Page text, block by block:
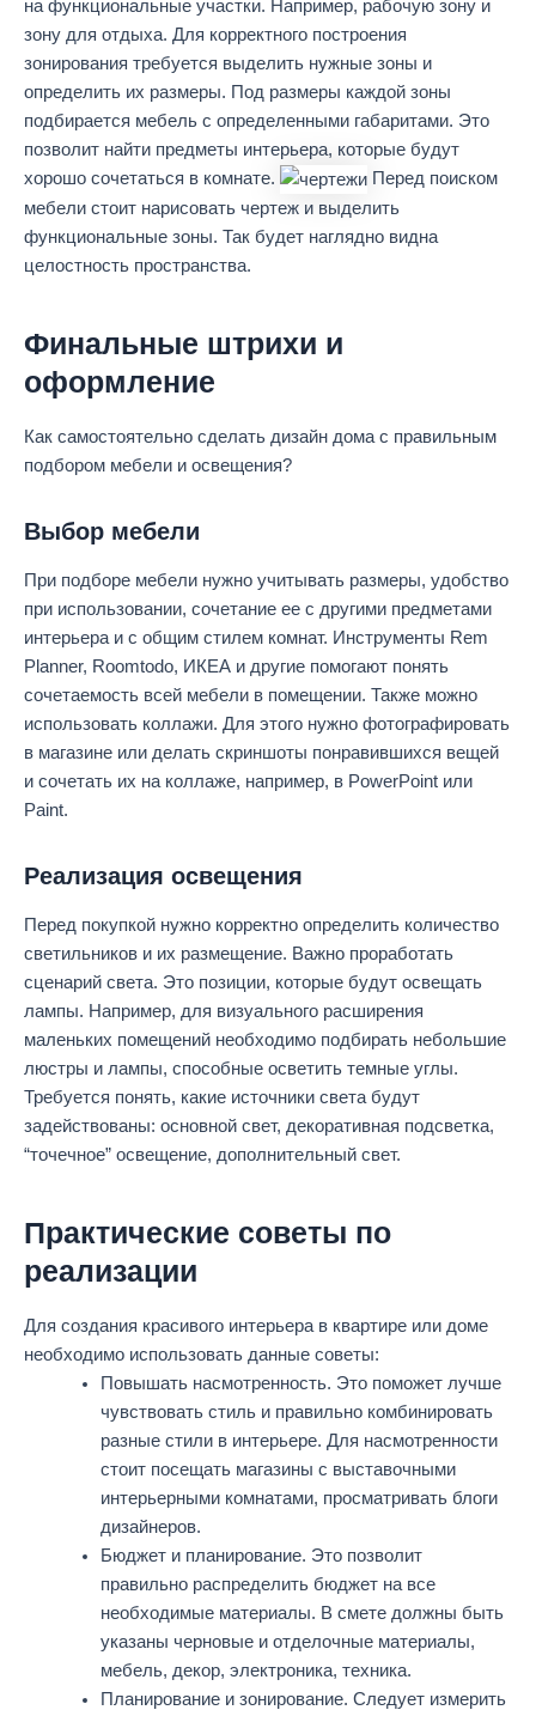
на функциональные участки. Например, рабочую зону и
зону для отдыха. Для корректного построения
зонирования требуется выделить нужные зоны и
определить их размеры. Под размеры каждой зоны
подбирается мебель с определенными габаритами. Это
позволит найти предметы интерьера, которые будут
хорошо сочетаться в комнате.
Перед поиском
мебели стоит нарисовать чертеж и выделить
функциональные зоны. Так будет наглядно видна
целостность пространства.
Финальные штрихи и
оформление
Как самостоятельно сделать дизайн дома с правильным
подбором мебели и освещения?
Выбор мебели
При подборе мебели нужно учитывать размеры, удобство
при использовании, сочетание ее с другими предметами
интерьера и с общим стилем комнат. Инструменты Rem
Planner, Roomtodo, ИКЕА и другие помогают понять
сочетаемость всей мебели в помещении. Также можно
использовать коллажи. Для этого нужно фотографировать
в магазине или делать скриншоты понравившихся вещей
и сочетать их на коллаже, например, в PowerPoint или
Paint.
Реализация освещения
Перед покупкой нужно корректно определить количество
светильников и их размещение. Важно проработать
сценарий света. Это позиции, которые будут освещать
лампы. Например, для визуального расширения
маленьких помещений необходимо подбирать небольшие
люстры и лампы, способные осветить темные углы.
Требуется понять, какие источники света будут
задействованы: основной свет, декоративная подсветка,
“точечное” освещение, дополнительный свет.
Практические советы по
реализации
Для создания красивого интерьера в квартире или доме
необходимо использовать данные советы:
Повышать насмотренность. Это поможет лучше
чувствовать стиль и правильно комбинировать
разные стили в интерьере. Для насмотренности
стоит посещать магазины с выставочными
интерьерными комнатами, просматривать блоги
дизайнеров.
Бюджет и планирование. Это позволит
правильно распределить бюджет на все
необходимые материалы. В смете должны быть
указаны черновые и отделочные материалы,
мебель, декор, электроника, техника.
Планирование и зонирование. Следует измерить